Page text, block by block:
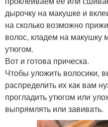
дырочку на макушке и
на сколько возможно
волос, кладем на макушку
утюгом.
Вот и готова прическа.
Чтобы уложить волосики,
распределить их как вам
прогладить утюгом или
выпрямлять или завивать.